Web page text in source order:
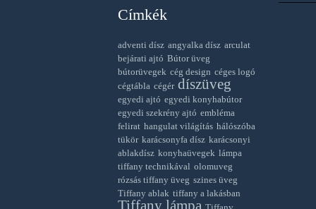
Címkék
adventi dísz angyalka dísz arculat
bejárati ajtó Bútor üveg
bútorüvegek cég design céges logó
cégtábla cégér díszüveg
egyedi ajtó egyedi konyhabútor
egyedi szekrény ajtó embléma
felirat hangulat világítás hálószóba
tükör karácsonyfa dísz karácsonyi
ablakdísz konyhaüvegek lámpa
tiffany technikával olomuveg
rózsás tiffany üveg szines üveg
Tiffany ablak tiffany a lakásban
Tiffany lámpa